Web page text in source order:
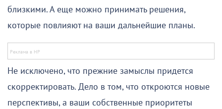
близкими. А еще можно принимать решения,
которые повлияют на ваши дальнейшие планы.
Не исключено, что прежние замыслы придется
скорректировать. Дело в том, что откроются новые
перспективы, а ваши собственные приоритеты